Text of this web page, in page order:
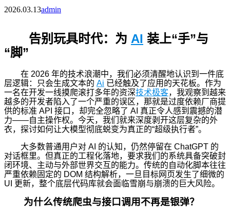
2026.03.13admin
告别玩具时代：为 AI 装上“手”与
“脚”
在 2026 年的技术浪潮中，我们必须清醒地认识到一件底
层逻辑：只会生成文本的 Ai 已经触及了应用的天花板。作为
一名在开发一线摸爬滚打多年的资深技术极客，我观察到越来
越多的开发者陷入了一个严重的误区，那就是过度依赖厂商提
供的标准 API 接口，却完全忽略了 AI 真正令人感到震撼的潜
力——自主操作权。今天，我们就来深度剥开这层复杂的外
衣，探讨如何让大模型彻底蜕变为真正的“超级执行者”。
大多数普通用户对 AI 的认知，仍然停留在 ChatGPT 的
对话框里。但真正的工程化落地，要求我们的系统具备突破封
闭环境、主动与外部世界交互的能力。传统的自动化脚本往往
严重依赖固定的 DOM 结构解析，一旦目标网页发生了细微的
UI 更新，整个底层代码库就会面临雪崩与崩溃的巨大风险。
为什么传统爬虫与接口调用不再是银弹？